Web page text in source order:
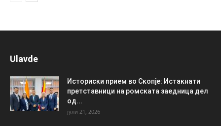
Ulavde
Историски прием во Скопје: Истакнати
претставници на ромската заедница дел
од...
јули 21, 2026